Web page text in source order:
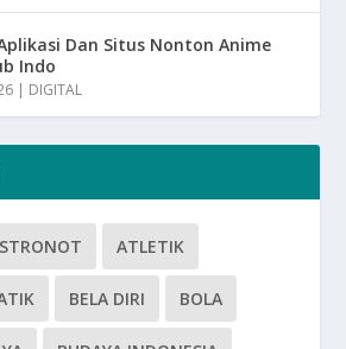
Dan Situs Nonton Anime
Indo
| DIGITAL
ATLETIK
BELA DIRI BOLA